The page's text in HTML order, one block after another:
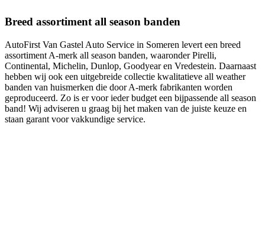
Breed assortiment all season banden
AutoFirst Van Gastel Auto Service in Someren levert een breed
assortiment A-merk all season banden, waaronder Pirelli,
Continental, Michelin, Dunlop, Goodyear en Vredestein. Daarnaast
hebben wij ook een uitgebreide collectie kwalitatieve all weather
banden van huismerken die door A-merk fabrikanten worden
geproduceerd. Zo is er voor ieder budget een bijpassende all season
band! Wij adviseren u graag bij het maken van de juiste keuze en
staan garant voor vakkundige service.